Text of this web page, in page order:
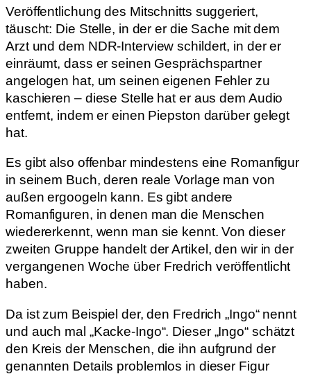
Veröffentlichung des Mitschnitts suggeriert,
täuscht: Die Stelle, in der er die Sache mit dem
Arzt und dem NDR-Interview schildert, in der er
einräumt, dass er seinen Gesprächspartner
angelogen hat, um seinen eigenen Fehler zu
kaschieren – diese Stelle hat er aus dem Audio
entfernt, indem er einen Piepston darüber gelegt
hat.
Es gibt also offenbar mindestens eine Romanfigur
in seinem Buch, deren reale Vorlage man von
außen ergoogeln kann. Es gibt andere
Romanfiguren, in denen man die Menschen
wiedererkennt, wenn man sie kennt. Von dieser
zweiten Gruppe handelt der Artikel, den wir in der
vergangenen Woche über Fredrich veröffentlicht
haben.
Da ist zum Beispiel der, den Fredrich „Ingo“ nennt
und auch mal „Kacke-Ingo“. Dieser „Ingo“ schätzt
den Kreis der Menschen, die ihn aufgrund der
genannten Details problemlos in dieser Figur